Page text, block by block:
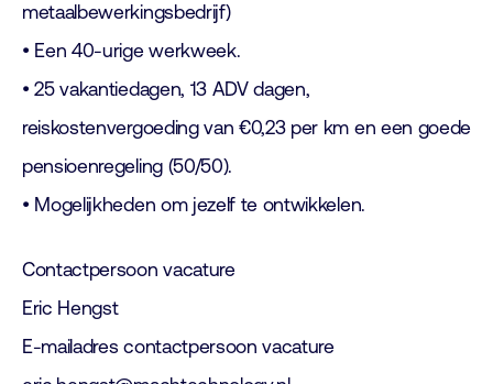
metaalbewerkingsbedrijf)
• Een 40-urige werkweek.
• 25 vakantiedagen, 13 ADV dagen,
reiskostenvergoeding van €0,23 per km en een goede
pensioenregeling (50/50).
• Mogelijkheden om jezelf te ontwikkelen.
Contactpersoon vacature
Eric Hengst
E-mailadres contactpersoon vacature